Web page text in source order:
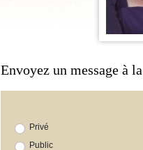
Envoyez un message à
Privé
Public